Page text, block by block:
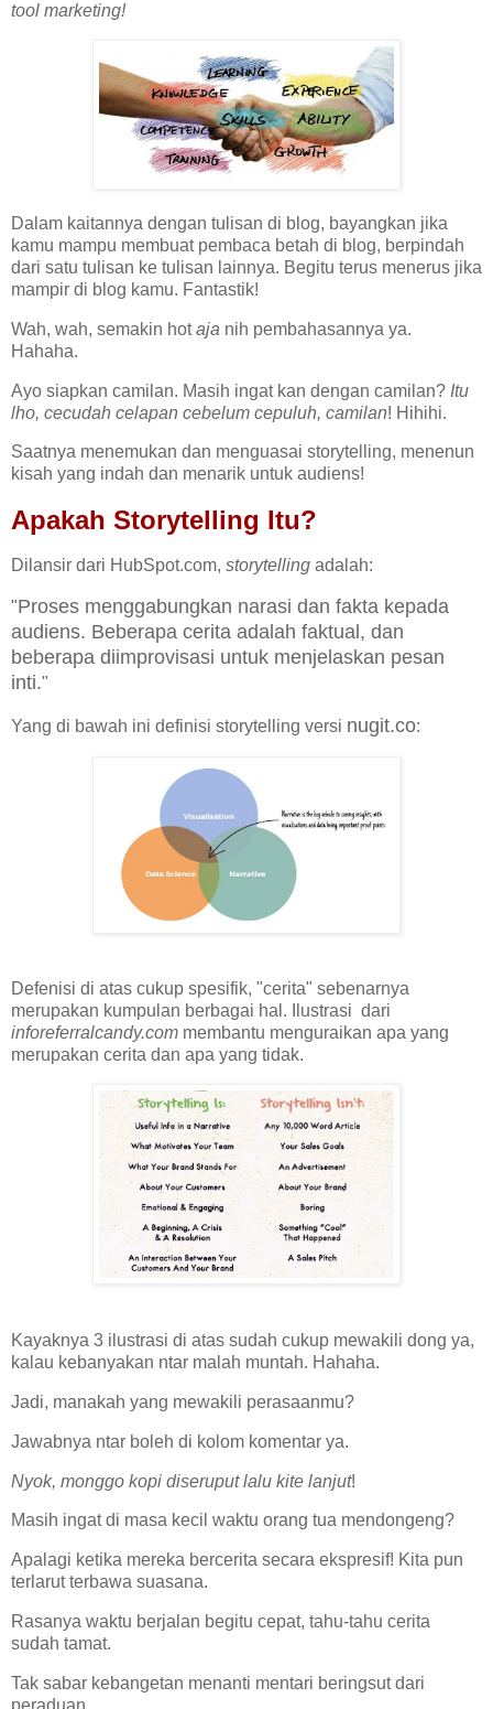
tool marketing!
Dalam kaitannya dengan tulisan di blog, bayangkan jika
kamu mampu membuat pembaca betah di blog, berpindah
dari satu tulisan ke tulisan lainnya. Begitu terus menerus jika
mampir di blog kamu. Fantastik!
Wah, wah, semakin hotaja nih pembahasannya ya.
Hahaha.
Ayo siapkan camilan. Masih ingat kan dengan camilan? Itu
lho, cecudah celapan cebelum cepuluh, camilan! Hihihi.
Saatnya menemukan dan menguasai storytelling, menenun
kisah yang indah dan menarik untuk audiens!
Apakah Storytelling Itu?
Dilansir dari HubSpot.com, storytelling adalah:
"Proses menggabungkan narasi dan fakta kepada
audiens. Beberapa cerita adalah faktual, dan
beberapa diimprovisasi untuk menjelaskan pesan
inti."
Yang di bawah ini definisi storytelling versi nugit.co:
Defenisi di atas cukup spesifik, "cerita" sebenarnya
merupakan kumpulan berbagai hal. Ilustrasi dari
inforeferralcandy.com membantu menguraikan apa yang
merupakan cerita dan apa yang tidak.
Kayaknya 3 ilustrasi di atas sudah cukup mewakili dong ya,
kalau kebanyakan ntar malah muntah. Hahaha.
Jadi, manakah yang mewakili perasaanmu?
Jawabnya ntar boleh di kolom komentar ya.
Nyok, monggo kopi diseruput lalu kite lanjut!
Masih ingat di masa kecil waktu orang tua mendongeng?
Apalagi ketika mereka bercerita secara ekspresif! Kita pun
terlarut terbawa suasana.
Rasanya waktu berjalan begitu cepat, tahu-tahu cerita
sudah tamat.
Tak sabar kebangetan menanti mentari beringsut dari
peraduan.